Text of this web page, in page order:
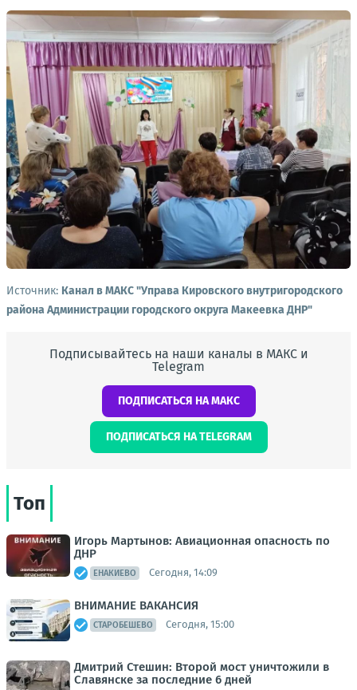
Источник: Канал в МАКС "Управа Кировского внутригородского
района Администрации городского округа Макеевка ДНР"
Подписывайтесь на наши каналы в МАКС и
Telegram
ПОДПИСАТЬСЯ НА МАКС
ПОДПИСАТЬСЯ НА TELEGRAM
Топ
Игорь Мартынов: Авиационная опасность по
ДНР
ЕНАКИЕВО Сегодня, 14:09
ВНИМАНИЕ ВАКАНСИЯ
СТАРОБЕШЕВО Сегодня, 15:00
Дмитрий Стешин: Второй мост уничтожили в
Славянске за последние 6 дней